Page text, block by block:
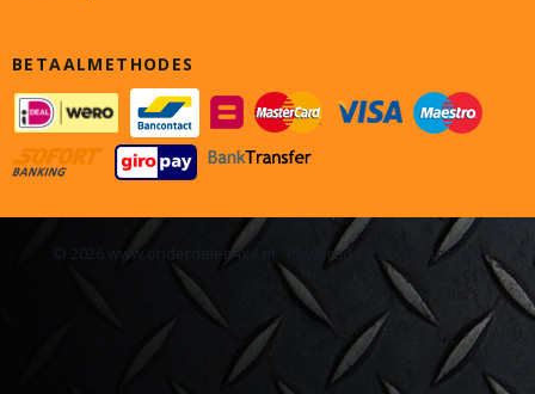
BETAALMETHODES
© 2026 www.onderdelen4x4.nl - Powered by Shoppagina.nl